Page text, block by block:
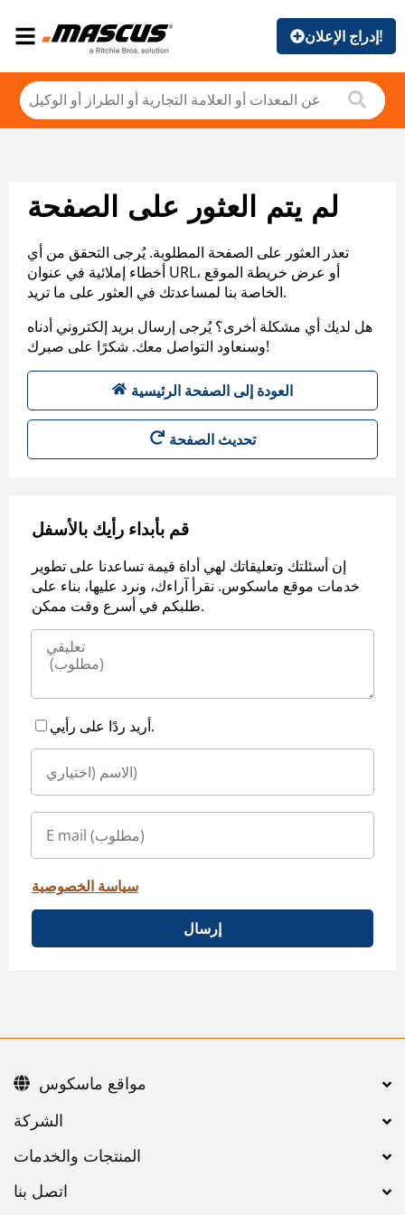
إدراج الإعلان!
لم يتم العثور على الصفحة
تعذر العثور على الصفحة المطلوبة. يُرجى التحقق من أي
أخطاء إملائية في عنوان URL، أو عرض خريطة الموقع
الخاصة بنا لمساعدتك في العثور على ما تريد.
هل لديك أي مشكلة أخرى؟ يُرجى إرسال بريد إلكتروني أدناه
وسنعاود التواصل معك. شكرًا على صبرك!
العودة إلى الصفحة الرئيسية
تحديث الصفحة
قم بأبداء رأيك بالأسفل
إن أسئلتك وتعليقاتك لهي أداة قيمة تساعدنا على تطوير
خدمات موقع ماسكوس. نقرأ آراءك، ونرد عليها، بناء على
طلبكم في أسرع وقت ممكن.
أريد ردًا على رأيي.
سياسة الخصوصية
إرسال
اتصل بنا
مواقع ماسكوس